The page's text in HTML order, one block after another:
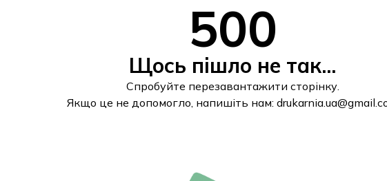
500
Щось пішло не так...
Спробуйте перезавантажити сторінку.
Якщо це не допомогло, напишіть нам: